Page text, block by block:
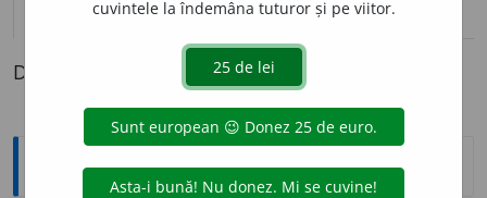
definiții (1)
Definiția cu ID-ul 470541:
Explicative DEX
cuvintele la îndemâna tuturor și pe viitor.